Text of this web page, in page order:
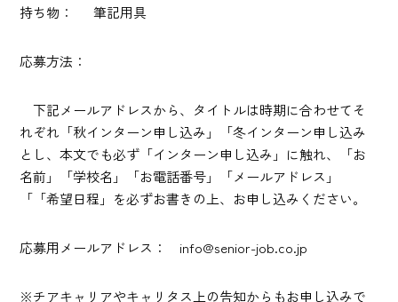
持ち物： 筆記用具
応募方法：
下記メールアドレスから、タイトルは時期に合わせてそ
れぞれ「秋インターン申し込み」「冬インターン申し込み
とし、本文でも必ず「インターン申し込み」に触れ、「お
名前」「学校名」「お電話番号」「メールアドレス」
「「希望日程」を必ずお書きの上、お申し込みください。
応募用メールアドレス： info@senior-job.co.jp
※チアキャリアやキャリタス上の告知からもお申し込みで